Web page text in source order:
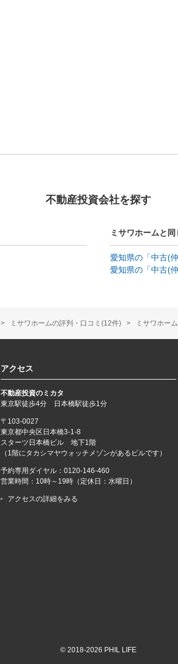
不動産投資会社を探す
ミサワホームと
愛知県の「中古(
愛知県の「中古(
ミサワホームの評判・口コミ(12件) ミサワホー
アクセス
不動産投資のミカタ
東京駅徒歩4分 日本橋駅徒歩1分
〒103-0027
東京都中央区日本橋3-1-8
スターツ日本橋ビル 地下1階
（1階にタカシマヤウォッチメゾンがあるビルです）
予約専用ダイヤル：0120-146-460
営業時間：10時～19時（定休日：水曜日）
アクセスの詳細をみる
© 2018-2026 PHIL LIFE